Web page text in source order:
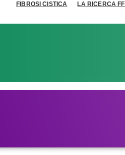
FIBROSI CISTICA LA RICERCA